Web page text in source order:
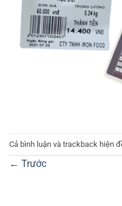
Cả bình luận và trackback hiện
← Trước